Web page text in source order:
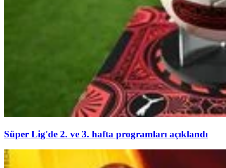
Süper Lig'de 2. ve 3. hafta programları açıklandı